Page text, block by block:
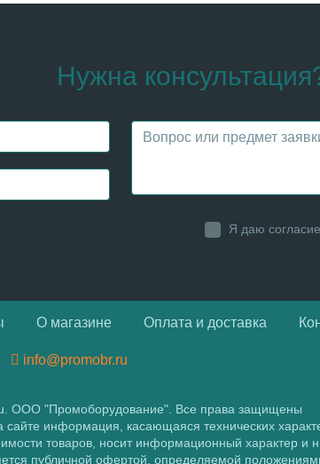
Нужна
Я даю
О магазине Оплата и доставка
info@promobr.ru
ООО "Промоборудование". Все права защищены
сайте информация, касающаяся технических
товаров, носит информационный характер и
публичной офертой, определяемой